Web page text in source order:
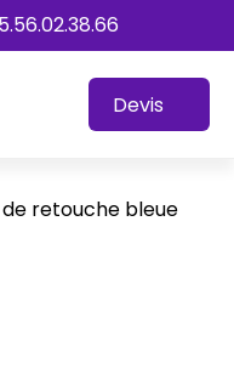
Devis
de retouche bleue